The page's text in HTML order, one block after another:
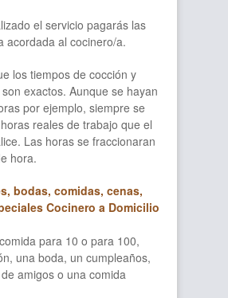
el servicio pagarás las
acordada al cocinero/a.
los tiempos de cocción y
exactos. Aunque se hayan
por ejemplo, siempre se
reales de trabajo que el
Las horas se fraccionaran
hora.
bodas, comidas, cenas,
Cocinero a Domicilio
para 10 o para 100,
una boda, un cumpleaños,
amigos o una comida